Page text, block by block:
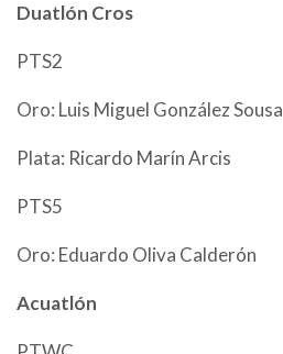
Duatlón Cros
PTS2
Oro: Luis Miguel González Sousa
Plata: Ricardo Marín Arcis
PTS5
Oro: Eduardo Oliva Calderón
Acuatlón